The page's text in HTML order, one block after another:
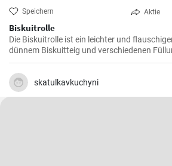
Speichern Aktie
Biskuitrolle
Die Biskuitrolle ist ein leichter und
dünnem Biskuitteig und verschiedenen
skatulkavkuchyni